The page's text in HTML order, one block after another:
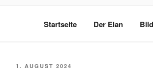
ANDREU
Startseite Der Elan
VERÖFFENTLICHT
1. AUGUST 2024